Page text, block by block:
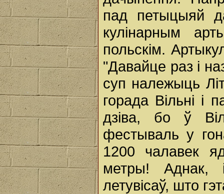
пад петыцыяй
кулінарным
польскім.
"Давайце раз і
суп належыць
горада Вільні і
дзіва, бо ў
фестываль у
1200 чалавек
метры! Аднак,
летувісаў, што